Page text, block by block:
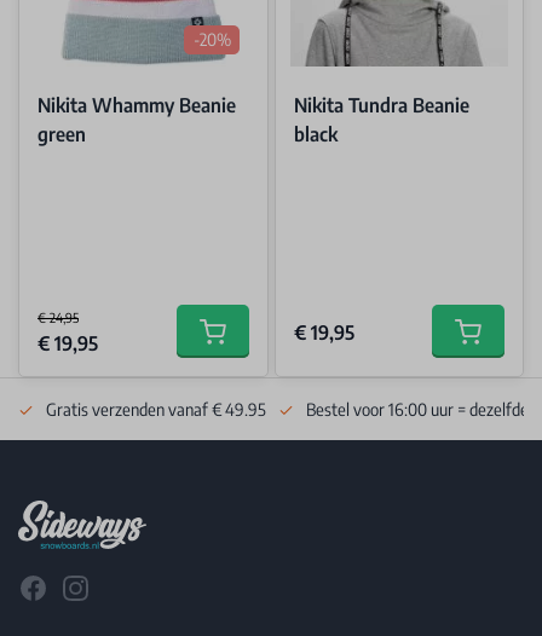
-20%
Nikita Whammy Beanie
green
€ 24,95
Special Price
€ 19,95 Add to cart
Nikita Tundra Beanie
black
€ 19,95 Add to
Gratis verzenden vanaf € 49.95 Bestel voor 16:00 uur = dezelfde
FacebookInstagram